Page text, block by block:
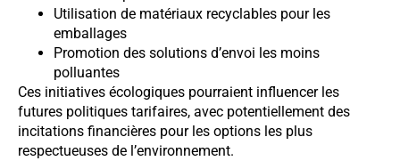
Utilisation de matériaux recyclables pour les
emballages
Promotion des solutions d’envoi les moins
polluantes
Ces initiatives écologiques pourraient influencer les
futures politiques tarifaires, avec potentiellement des
incitations financières pour les options les plus
respectueuses de l’environnement.